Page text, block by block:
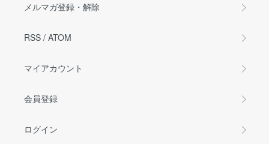
メルマガ登録・解除
RSS / ATOM
マイアカウント
会員登録
ログイン